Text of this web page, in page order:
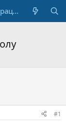
Регистрация
#1